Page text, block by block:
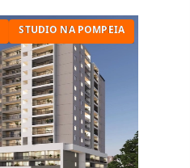
STUDIO NA POMPEIA